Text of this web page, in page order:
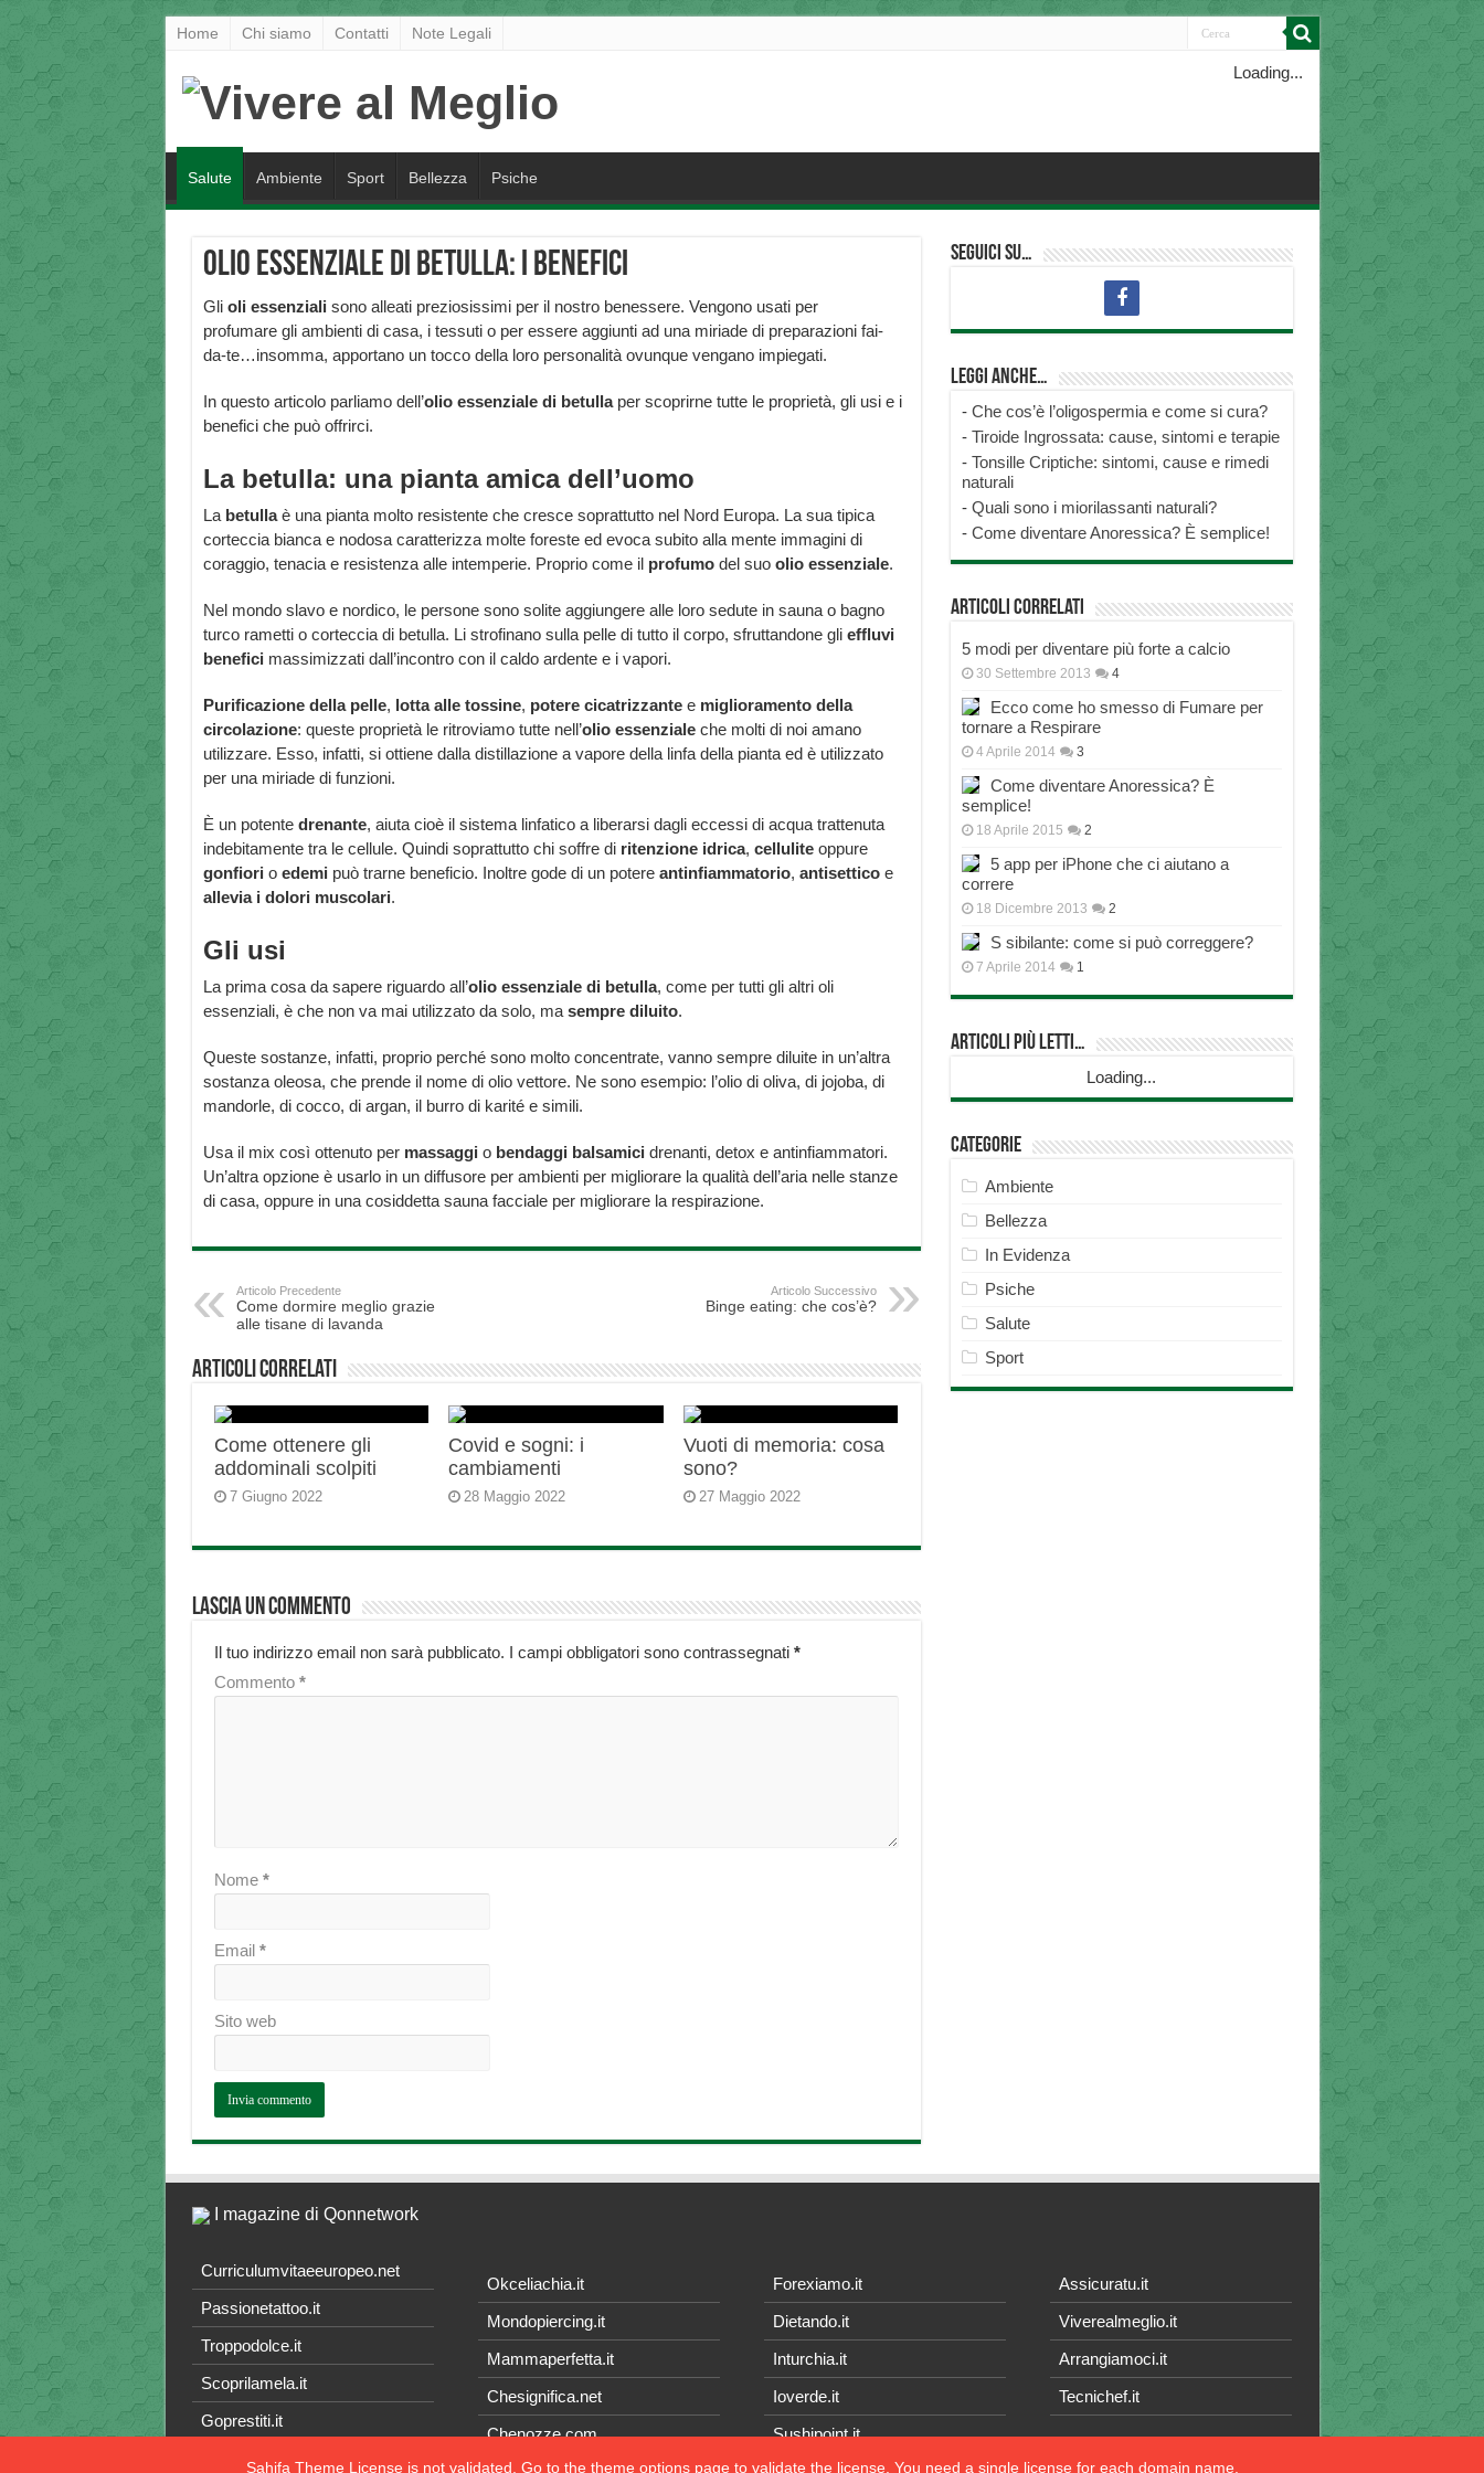
Home Chi siamo Contatti Note Legali
Loading...
Salute Ambiente Sport Bellezza Psiche
Olio essenziale di betulla: i benefici
Gli oli essenziali sono alleati preziosissimi per il nostro benessere. Vengono usati per
profumare gli ambienti di casa, i tessuti o per essere aggiunti ad una miriade di preparazioni fai-
da-te…insomma, apportano un tocco della loro personalità ovunque vengano impiegati.
In questo articolo parliamo dell’olio essenziale di betullaper scoprirne tutte le proprietà, gli usi e i
benefici che può offrirci.
La betulla: una pianta amica dell’uomo
La betullaè una pianta molto resistente che cresce soprattutto nel Nord Europa. La sua tipica
corteccia bianca e nodosa caratterizza molte foreste ed evoca subito alla mente immagini di
coraggio, tenacia e resistenza alle intemperie. Proprio come il profumodel suo olio essenziale.
Nel mondo slavo e nordico, le persone sono solite aggiungere alle loro sedute in sauna o bagno
turco rametti o corteccia di betulla. Li strofinano sulla pelle di tutto il corpo, sfruttandone gli effluvi
benefici massimizzati dall’incontro con il caldo ardente e i vapori.
Purificazione della pelle, lotta alle tossine, potere cicatrizzantee miglioramento della
circolazione: queste proprietà le ritroviamo tutte nell’olio essenzialeche molti di noi amano
utilizzare. Esso, infatti, si ottiene dalla distillazione a vapore della linfa della pianta ed è utilizzato
per una miriade di funzioni.
È un potente drenante, aiuta cioè il sistema linfatico a liberarsi dagli eccessi di acqua trattenuta
indebitamente tra le cellule. Quindi soprattutto chi soffre di ritenzione idrica, celluliteoppure
gonfiori o edemi può trarne beneficio. Inoltre gode di un potere antinfiammatorio, antisetticoe
allevia i dolori muscolari.
Gli usi
La prima cosa da sapere riguardo all’olio essenziale di betulla, come per tutti gli altri oli
essenziali, è che non va mai utilizzato da solo, ma sempre diluito.
Queste sostanze, infatti, proprio perché sono molto concentrate, vanno sempre diluite in un’altra
sostanza oleosa, che prende il nome di olio vettore. Ne sono esempio: l’olio di oliva, di jojoba, di
mandorle, di cocco, di argan, il burro di karité e simili.
Usa il mix così ottenuto per massaggi o bendaggi balsamici drenanti, detox e antinfiammatori.
Un’altra opzione è usarlo in un diffusore per ambienti per migliorare la qualità dell’aria nelle stanze
di casa, oppure in una cosiddetta sauna facciale per migliorare la respirazione.
Articolo Precedente
Come dormire meglio grazie
alle tisane di lavanda
Articolo Successivo
Binge eating: che cos’è?
Articoli correlati
Come ottenere gli
addominali scolpiti
7 Giugno 2022
Covid e sogni: i
cambiamenti
28 Maggio 2022
Vuoti di memoria: cosa
sono?
27 Maggio 2022
Lascia un commento
Il tuo indirizzo email non sarà pubblicato. I campi obbligatori sono contrassegnati *
Commento *
Nome *
Email *
Sito web
Seguici su…
Leggi anche…
- Che cos’è l’oligospermia e come si cura?
- Tiroide Ingrossata: cause, sintomi e terapie
- Tonsille Criptiche: sintomi, cause e rimedi
naturali
- Quali sono i miorilassanti naturali?
- Come diventare Anoressica? È semplice!
Articoli correlati
5 modi per diventare più forte a calcio
30 Settembre 2013 4
Ecco come ho smesso di Fumare per
tornare a Respirare
4 Aprile 2014 3
Come diventare Anoressica? È
semplice!
18 Aprile 2015 2
5 app per iPhone che ci aiutano a
correre
18 Dicembre 2013 2
S sibilante: come si può correggere?
7 Aprile 2014 1
Articoli più Letti…
Loading...
Categorie
Ambiente
Bellezza
In Evidenza
Psiche
Salute
Sport
I magazine di Qonnetwork
Curriculumvitaeeuropeo.net
Passionetattoo.it
Troppodolce.it
Scoprilamela.it
Goprestiti.it
Okceliachia.it
Mondopiercing.it
Mammaperfetta.it
Chesignifica.net
Chenozze.com
Forexiamo.it
Dietando.it
Inturchia.it
Ioverde.it
Sushipoint.it
Assicuratu.it
Viverealmeglio.it
Arrangiamoci.it
Tecnichef.it
Sahifa ThemeLicense is not validated, Go to the theme options page to validate the license, You need a single license for each domain name.